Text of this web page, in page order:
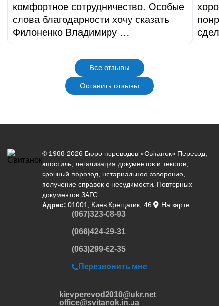
комфортное сотрудничество. Особые
слова благодарности хочу сказать
Филоненко Владимиру …
Все отзывы
Оставить отзывы
© 1988-2026 Бюро переводов «Світанок» Перевод
апостиль легализация документов и текстов,
срочный перевод
нотариальное заверение
получение справок о несудимости. Повторных
документов ЗАГС.
Адрес: 01001, Киев Крещатик, 46 На карте
(067)323-08-93
(066)424-29-31
(063)299-62-35
Перезвонить мне
kievperevod2010@ukr.net
office@svitanok.in.ua